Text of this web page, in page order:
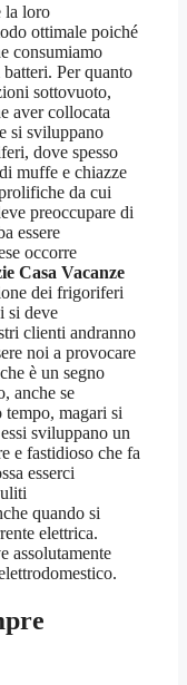
la loro
ottimale poiché
consumiamo
Per quanto
sottovuoto,
aver collocata
si sviluppano
dove spesso
muffe e chiazze
da cui
preoccupare di
essere
occorre
Casa Vacanze
dei frigoriferi
si deve
clienti andranno
noi a provocare
è un segno
anche se
magari si
sviluppano un
e fastidioso che fa
esserci
quando si
elettrica.
assolutamente